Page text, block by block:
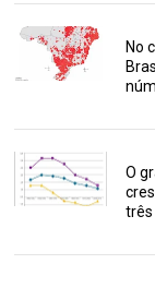
No
O
três